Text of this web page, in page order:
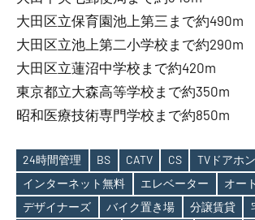
大田区立保育園池上第三まで約490m
大田区立池上第二小学校まで約290m
大田区立蓮沼中学校まで約420m
東京都立大森高等学校まで約350m
昭和医療技術専門学校まで約850m
Tags
24時間管理 BS CATV CS
TVドアホン
インターネット無料
エレベーター
オー
デザイナーズ
バイク置き場 分譲賃貸